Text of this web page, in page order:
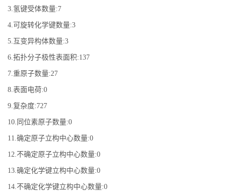
3.氢键受体数量:7
4.可旋转化学键数量:3
5.互变异构体数量:3
6.拓扑分子极性表面积:137
7.重原子数量:27
8.表面电荷:0
9.复杂度:727
10.同位素原子数量:0
11.确定原子立构中心数量:0
12.不确定原子立构中心数量:0
13.确定化学键立构中心数量:0
14.不确定化学键立构中心数量:0